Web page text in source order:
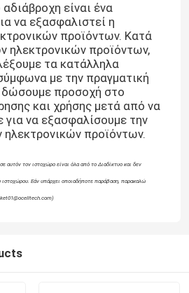
είναι ένα
να εξασφαλιστεί η
προϊόντων. Κατά
ηλεκτρονικών προϊόντων,
τα κατάλληλα
με την πραγματική
δώσουμε προσοχή στο
και χρήσης μετά από να
για να εξασφαλίσουμε την
προϊόντων.
αυτόν τον ιστοχώρο είναι όλα από το Διαδίκτυο και δεν
Εάν υπάρχει οποιαδήποτε παράβαση, παρακαλώ